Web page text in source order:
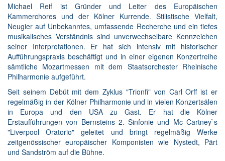
Michael Reif ist Gründer und Leiter des Europäischen
Kammerchores und der Kölner Kurrende. Stilistische Vielfalt,
Neugier auf Unbekanntes, umfassende Recherche und ein tiefes
musikalisches Verständnis sind unverwechselbare Kennzeichen
seiner Interpretationen. Er hat sich intensiv mit historischer
Aufführungspraxis beschäftigt und in einer eigenen Konzertreihe
sämtliche Mozartmessen mit dem Staatsorchester Rheinische
Philharmonie aufgeführt.
Seit seinem Debüt mit dem Zyklus "Trionfi" von Carl Orff ist er
regelmäßig in der Kölner Philharmonie und in vielen Konzertsälen
in Europa und den USA zu Gast. Er hat die Kölner
Erstaufführungen von Bernsteins 2. Sinfonie und Mc Cartney`s
"Liverpool Oratorio" geleitet und bringt regelmäßig Werke
zeitgenössischer europäischer Komponisten wie Nystedt, Pärt
und Sandström auf die Bühne.